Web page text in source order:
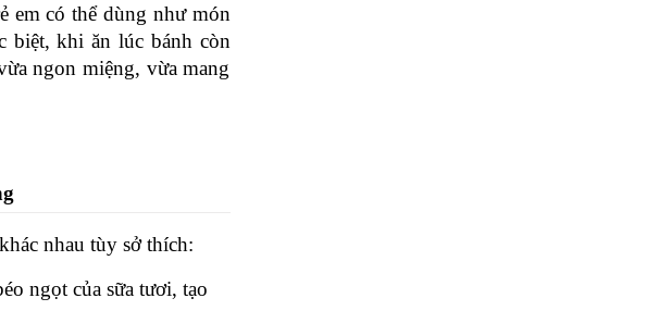
em có thể dùng như món
biệt, khi ăn lúc bánh còn
ngon miệng, vừa mang
nhau tùy sở thích:
ngọt của sữa tươi, tạo